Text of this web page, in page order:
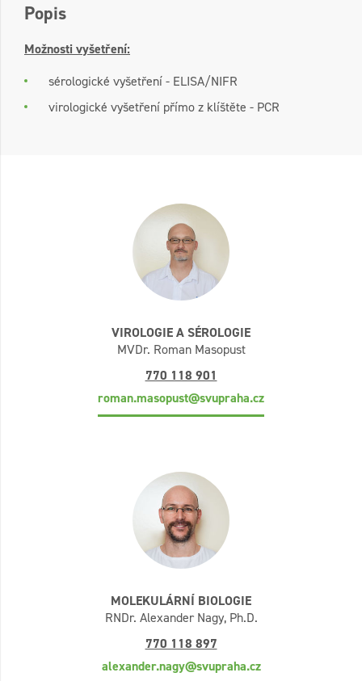
Popis
Možnosti vyšetření:
sérologické vyšetření - ELISA/NIFR
virologické vyšetření přímo z klíštěte - PCR
VIROLOGIE A SÉROLOGIE
MVDr. Roman Masopust
770 118 901
roman.masopust@svupraha.cz
MOLEKULÁRNÍ BIOLOGIE
RNDr. Alexander Nagy, Ph.D.
770 118 897
alexander.nagy@svupraha.cz